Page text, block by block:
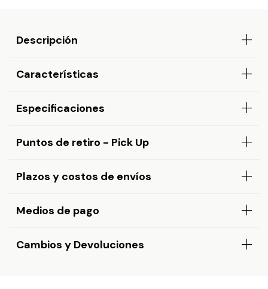
Descripción
Características
Especificaciones
Puntos de retiro - Pick Up
Plazos y costos de envíos
Medios de pago
Cambios y Devoluciones